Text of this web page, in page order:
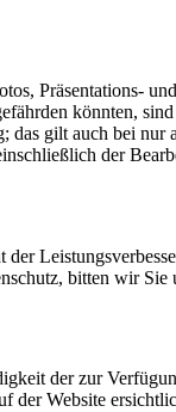
Präsentations-
könnten,
gilt auch bei nur
der
bitten wir Sie
der zur
der Website